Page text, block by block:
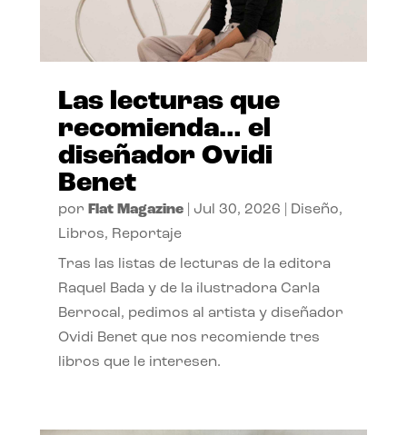
Las lecturas que
recomienda… el
diseñador Ovidi
Benet
por Flat Magazine| Jul 30, 2026 Diseño,
Libros, Reportaje
Tras las listas de lecturas de la editora
Raquel Bada y de la ilustradora Carla
Berrocal, pedimos al artista y diseñador
Ovidi Benet que nos recomiende tres
libros que le interesen.